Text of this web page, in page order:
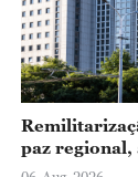
paz